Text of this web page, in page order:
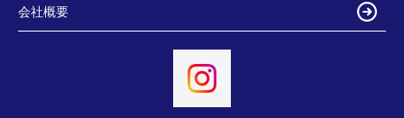
会社概要